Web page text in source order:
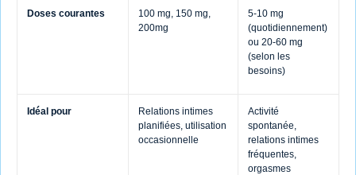
Doses courantes
100 mg, 150 mg,
200mg
5-10 mg
(quotidiennement)
ou 20-60 mg
(selon les
besoins)
Idéal pour
Relations intimes
planifiées, utilisation
occasionnelle
Activité
spontanée,
relations intimes
fréquentes,
orgasmes